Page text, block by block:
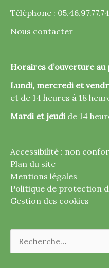
Téléphone : 05.46.97.77.74
Nous contacter
Horaires d’ouverture au
Lundi, mercredi et
et de 14 heures à 18
Mardi et jeudi de 14
Accessibilité : non
Plan du site
Mentions légales
Politique de protection
Gestion des cookies